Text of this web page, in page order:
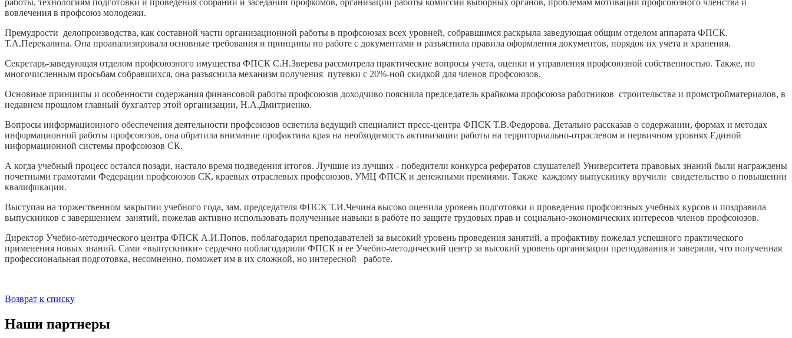
вовлечения в профсоюз молодежи.
Премудрости делопроизводства, как составной части организационной работы в профсоюзах всех уровней, собравшимся раскрыла заведующая общим отделом аппарата ФПСК.
Т.А.Перекалина. Она проанализировала основные требования и принципы по работе с документами и разъяснила правила оформления документов, порядок их учета и хранения.
Секретарь-заведующая отделом профсоюзного имущества ФПСК С.Н.Зверева рассмотрела практические вопросы учета, оценки и управления профсоюзной собственностью. Также, по
многочисленным просьбам собравшихся, она разъяснила механизм получения путевки с 20%-ной скидкой для членов профсоюзов.
Основные принципы и особенности содержания финансовой работы профсоюзов доходчиво пояснила председатель крайкома профсоюза работников строительства и промстройматериалов, в
недавнем прошлом главный бухгалтер этой организации, Н.А.Дмитриенко.
Вопросы информационного обеспечения деятельности профсоюзов осветила ведущий специалист пресс-центра ФПСК Т.В.Федорова. Детально рассказав о содержании, формах и методах
информационной работы профсоюзов, она обратила внимание профактива края на необходимость активизации работы на территориально-отраслевом и первичном уровнях Единой
информационной системы профсоюзов СК.
А когда учебный процесс остался позади, настало время подведения итогов. Лучшие из лучших - победители конкурса рефератов слушателей Университета правовых знаний были награждены
почетными грамотами Федерации профсоюзов СК, краевых отраслевых профсоюзов, УМЦ ФПСК и денежными премиями. Также каждому выпускнику вручили свидетельство о повышении
квалификации.
Выступая на торжественном закрытии учебного года, зам. председателя ФПСК Т.И.Чечина высоко оценила уровень подготовки и проведения профсоюзных учебных курсов и поздравила
выпускников с завершением занятий, пожелав активно использовать полученные навыки в работе по защите трудовых прав и социально-экономических интересов членов профсоюзов.
Директор Учебно-методического центра ФПСК А.И.Попов, поблагодарил преподавателей за высокий уровень проведения занятий, а профактиву пожелал успешного практического
применения новых знаний. Сами «выпускники» сердечно поблагодарили ФПСК и ее Учебно-методический центр за высокий уровень организации преподавания и заверили, что полученная
профессиональная подготовка, несомненно, поможет им в их сложной, но интересной работе.
Возврат к списку
Наши партнеры